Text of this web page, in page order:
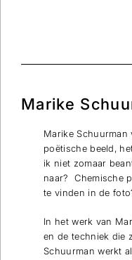
Marike
Marike Schuurman
poëtische beeld,
ik niet zomaar
naar? Chemische
te vinden in de
In het werk van
en de techniek die
Schuurman werkt